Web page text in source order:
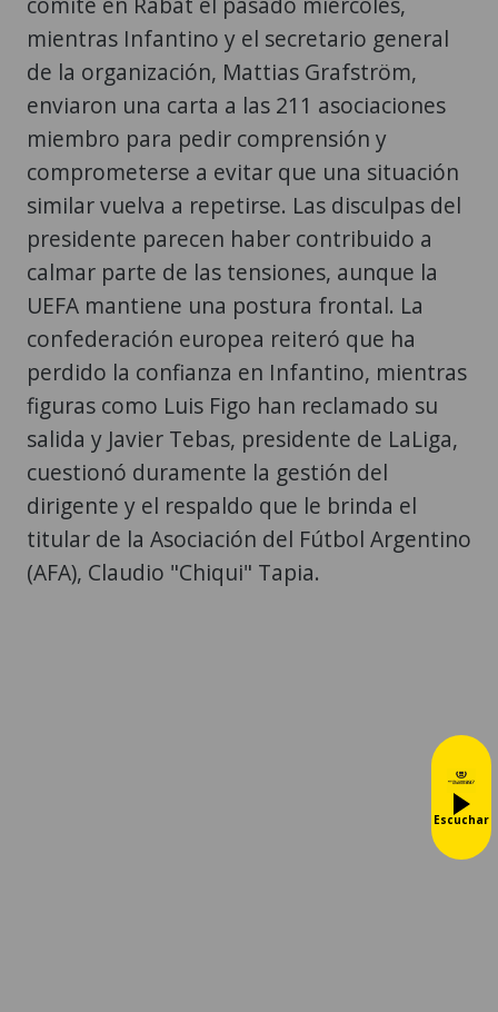
mientras Infantino y el secretario general
de la organización, Mattias Grafström,
enviaron una carta a las 211 asociaciones
miembro para pedir comprensión y
comprometerse a evitar que una situación
similar vuelva a repetirse. Las disculpas del
presidente parecen haber contribuido a
calmar parte de las tensiones, aunque la
UEFA mantiene una postura frontal. La
confederación europea reiteró que ha
perdido la confianza en Infantino, mientras
figuras como Luis Figo han reclamado su
salida y Javier Tebas, presidente de LaLiga,
cuestionó duramente la gestión del
dirigente y el respaldo que le brinda el
titular de la Asociación del Fútbol Argentino
(AFA), Claudio "Chiqui" Tapia.
Escuchar